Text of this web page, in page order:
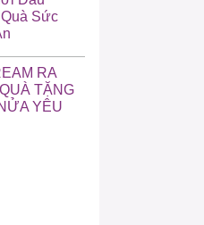
Sức
RA
TẶNG
YÊU